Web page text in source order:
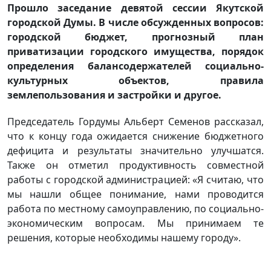
Прошло заседание девятой сессии Якутской
городской Думы. В числе обсужденных вопросов:
городской бюджет, прогнозный план
приватизации городского имущества, порядок
определения балансодержателей социально-
культурных объектов, правила
землепользования и застройки и другое.
Председатель Гордумы Альберт Семенов рассказал,
что к концу года ожидается снижение бюджетного
дефицита и результаты значительно улучшатся.
Также он отметил продуктивность совместной
работы с городской администрацией: «Я считаю, что
мы нашли общее понимание, нами проводится
работа по местному самоуправлению, по социально-
экономическим вопросам. Мы принимаем те
решения, которые необходимы нашему городу».